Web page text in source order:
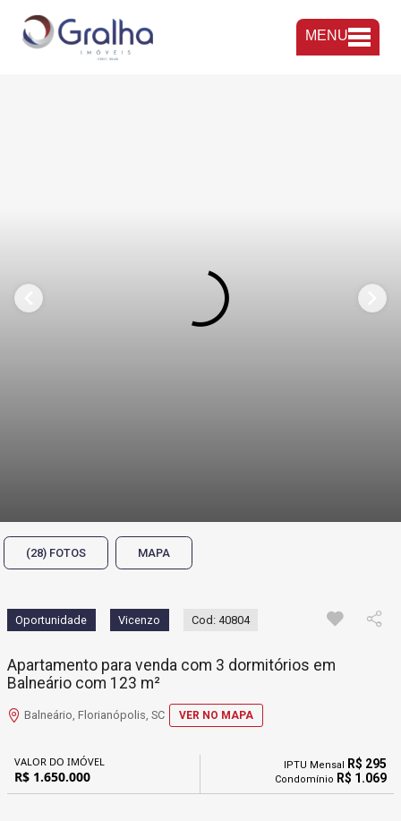
MENU
(28) FOTOS MAPA
Oportunidade Vicenzo Cod: 40804
Apartamento para venda com 3 dormitórios em
Balneário com 123 m²
Balneário, Florianópolis, SC VER NO MAPA
VALOR DO IMÓVEL
R$ 1.650.000
IPTU Mensal R$ 295
Condomínio R$ 1.069